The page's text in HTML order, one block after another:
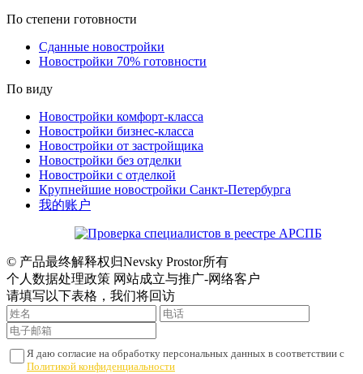
По степени готовности
Сданные новостройки
Новостройки 70% готовности
По виду
Новостройки комфорт-класса
Новостройки бизнес-класса
Новостройки от застройщика
Новостройки без отделки
Новостройки с отделкой
Крупнейшие новостройки Санкт-Петербурга
我的账户
© 产品最终解释权归Nevsky Prostor所有
个人数据处理政策 网站成立与推广-网络客户
请填写以下表格，我们将回访
Я даю согласие на обработку персональных данных в соответствии с
Политикой конфиденциальности